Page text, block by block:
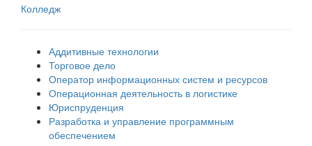
Колледж
Аддитивные технологии
Торговое дело
Оператор информационных систем и ресурсов
Операционная деятельность в логистике
Юриспруденция
Разработка и управление программным
обеспечением